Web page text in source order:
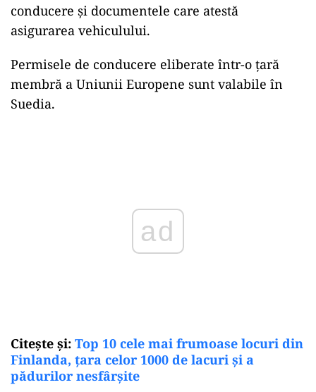
conducere și documentele care atestă
asigurarea vehiculului.
Permisele de conducere eliberate într-o țară
membră a Uniunii Europene sunt valabile în
Suedia.
Citește și: Top 10 cele mai frumoase locuri din
Finlanda, țara celor 1000 de lacuri și a
pădurilor nesfârșite